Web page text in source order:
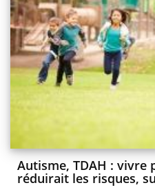
Autisme, TDAH : vivre
réduirait les risques,